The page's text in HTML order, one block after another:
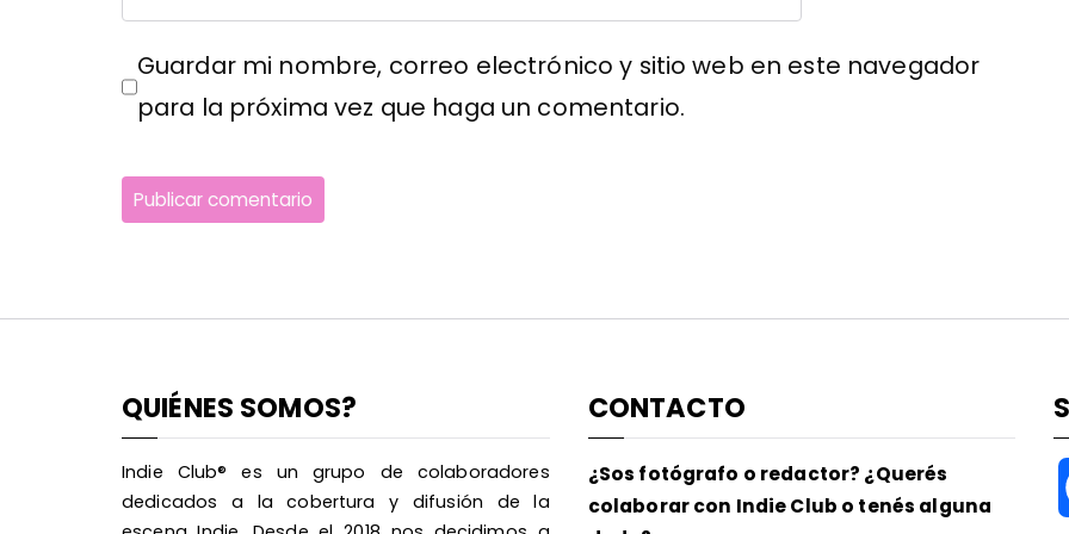
Guardar mi nombre, correo electrónico y sitio web en este navegador
para la próxima vez que haga un comentario.
QUIÉNES SOMOS?
Indie Club® es un grupo de colaboradores
dedicados a la cobertura y difusión de la
CONTACTO
¿Sos fotógrafo o redactor? ¿Querés
colaborar con Indie Club o tenés alguna